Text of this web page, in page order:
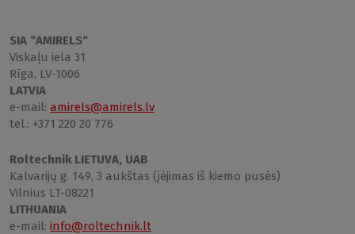
SIA “AMIRELS“
Viskaļu iela 31
Rīga, LV-1006
LATVIA
e-mail: amirels@amirels.lv
tel.: +371 220 20 776
Roltechnik LIETUVA, UAB
Kalvarijų g. 149, 3 aukštas (įėjimas iš kiemo pusės)
Vilnius LT-08221
LITHUANIA
e-mail: info@roltechnik.lt